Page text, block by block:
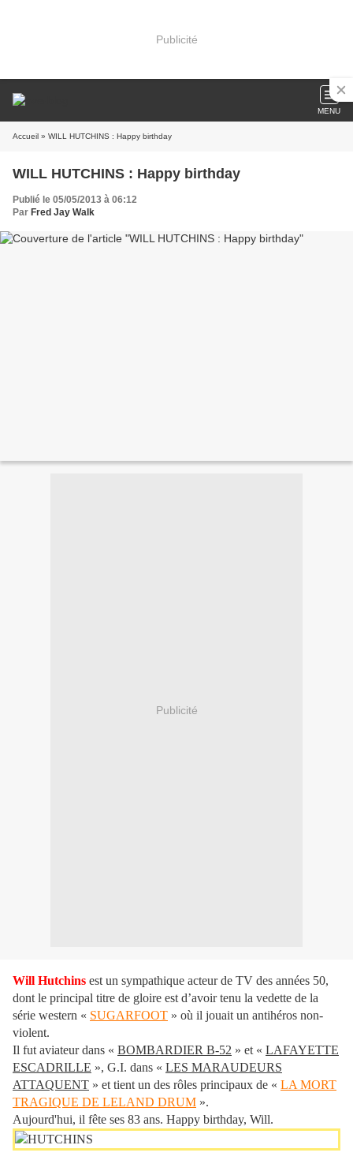
Publicité
MENU
Accueil » WILL HUTCHINS : Happy birthday
WILL HUTCHINS : Happy birthday
Publié le 05/05/2013 à 06:12
Par Fred Jay Walk
Publicité
Will Hutchins est un sympathique acteur de TV des années 50,
dont le principal titre de gloire est d’avoir tenu la vedette de la
série western « SUGARFOOT » où il jouait un antihéros non-
violent.
Il fut aviateur dans « BOMBARDIER B-52 » et « LAFAYETTE
ESCADRILLE », G.I. dans « LES MARAUDEURS
ATTAQUENT » et tient un des rôles principaux de « LA MORT
TRAGIQUE DE LELAND DRUM ».
Aujourd'hui, il fête ses 83 ans. Happy birthday, Will.